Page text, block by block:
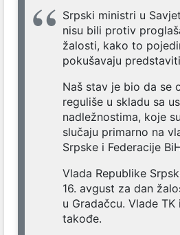
Srpski ministri u
nisu bili protiv
žalosti, kako to
pokušavaju
Naš stav je bio da se
reguliše u skladu sa
nadležnostima, koje
slučaju primarno na
Srpske i Federacije
Vlada Republike
16. avgust za dan
u Gradačcu. Vlade
takođe.